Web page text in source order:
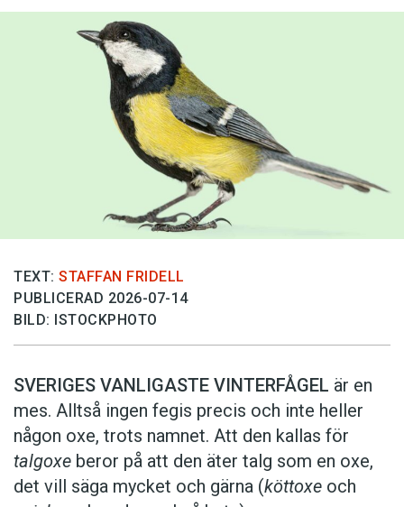
TEXT: STAFFAN FRIDELL
PUBLICERAD 2026-07-14
BILD: ISTOCKPHOTO
SVERIGES VANLIGASTE VINTERFÅGEL är en
mes. Alltså ingen fegis precis och inte heller
någon oxe, trots namnet. Att den kallas för
talgoxe beror på att den äter talg som en oxe,
det vill säga mycket och gärna (köttoxe och